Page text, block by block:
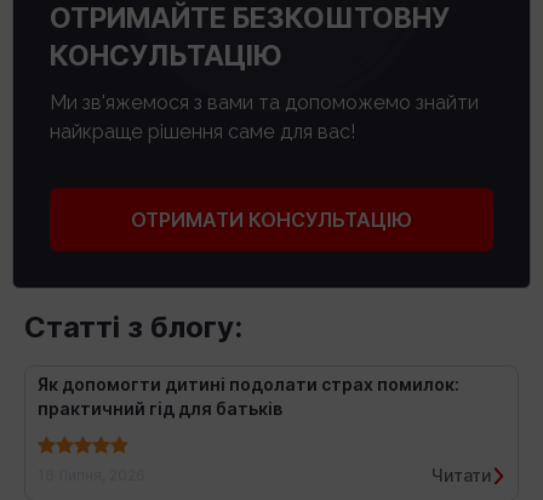
ОТРИМАЙТЕ БЕЗКОШТОВНУ
КОНСУЛЬТАЦІЮ
Ми зв'яжемося з вами та допоможемо знайти
найкраще рішення саме для вас!
ОТРИМАТИ КОНСУЛЬТАЦІЮ
Статті з блогу:
Як допомогти дитині подолати страх помилок:
практичний гід для батьків
Читати